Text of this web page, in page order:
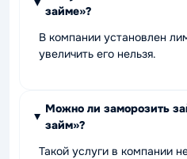
займе»?
В компании установлен
увеличить его нельзя.
Можно ли заморозить
займ»?
Такой услуги в компании